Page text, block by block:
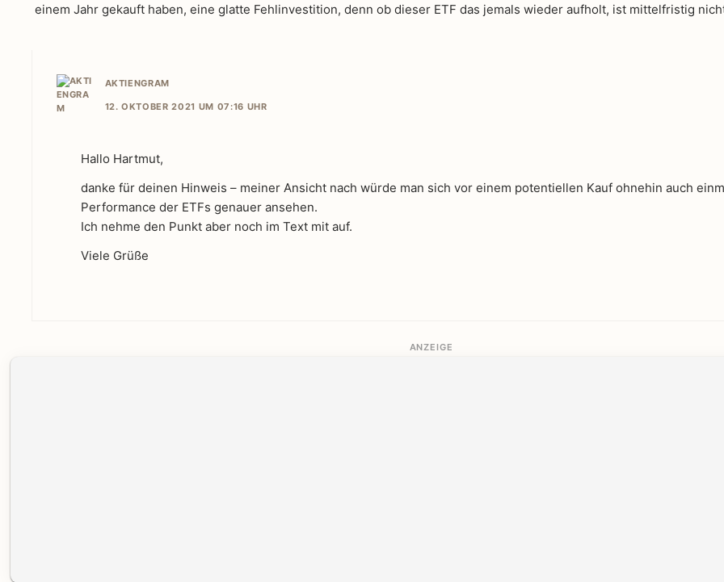
einem Jahr gekauft haben, eine glatte Fehlinvestition, denn ob dieser ETF das jemals wieder aufholt, ist mittelfristig
AKTIENGRAM
12. OKTOBER 2021 UM 07:16 UHR
Hallo Hartmut,
danke für deinen Hinweis – meiner Ansicht nach würde man sich vor einem potentiellen Kauf ohnehin auch
Performance der ETFs genauer ansehen.
Ich nehme den Punkt aber noch im Text mit auf.
Viele Grüße
ANZEIGE